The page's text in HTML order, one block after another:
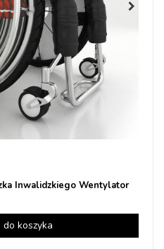
Inwalidzkiego Wentylator
do koszyka